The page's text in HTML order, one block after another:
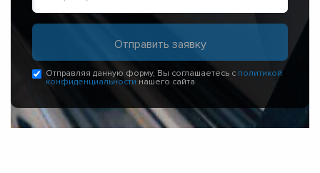
Отправляя данную форму, Вы соглашаетесь с политикой
конфиденциальности нашего сайта